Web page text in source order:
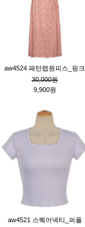
aw4524 패턴랩원피스_핑크
30,000원
9,900원
aw4521 스퀘어넥티_퍼플